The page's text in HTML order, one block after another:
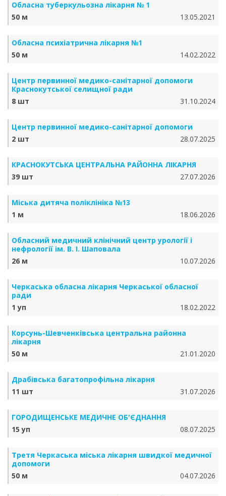
Обласна туберкульозна лікарня № 1
50 м
13.05.2021
Обласна психіатрична лікарня №1
50 м
14.02.2022
Центр первинної медико-санітарної допомоги
Краснокутської селищної ради
8 шт
31.10.2024
Центр первинної медико-санітарної допомоги
2 шт
28.07.2025
КРАСНОКУТСЬКА ЦЕНТРАЛЬНА РАЙОННА ЛІКАРНЯ
39 шт
27.07.2026
Міська дитяча поліклініка №13
1 м
18.06.2026
Обласний медичний клінічний центр урології і
нефрології ім. В. І. Шаповала
26 м
10.07.2026
Черкаська обласна лікарня Черкаської обласної
ради
1 уп
18.02.2022
Корсунь-Шевченківська центральна районна
лікарня
50 м
21.01.2020
Драбівська багатопрофільна лікарня
11 шт
31.07.2026
ГОРОДИЩЕНСЬКЕ МЕДИЧНЕ ОБ'ЄДНАННЯ
15 уп
08.07.2025
Третя Черкаська міська лікарня швидкої медичної
допомоги
50 м
04.07.2026